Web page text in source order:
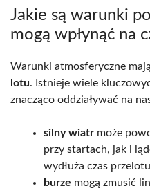
Jakie są warunki
mogą wpłynąć na
Warunki atmosferyczne
lotu. Istnieje wiele
znacząco oddziaływać na
silny wiatr może
przy startach, jak i
wydłuża czas
burze mogą zmusić